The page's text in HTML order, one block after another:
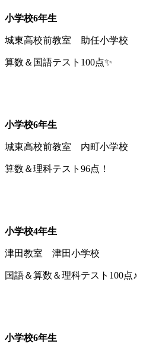
小学校6年生
城東高校前教室 助任小学校
算数＆国語テスト100点✨
小学校6年生
城東高校前教室 内町小学校
算数＆理科テスト96点！
小学校4年生
津田教室 津田小学校
国語＆算数＆理科テスト100点♪
小学校6年生